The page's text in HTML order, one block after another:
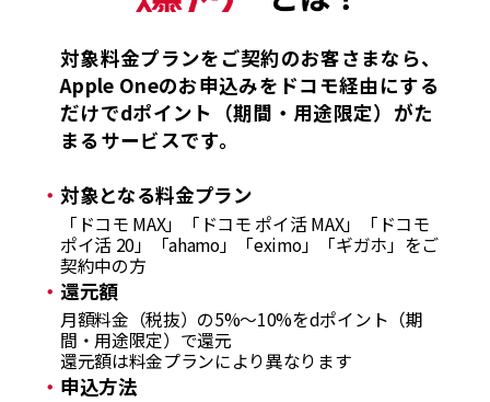
対象料金プランをご契約のお客さまなら、
Apple Oneのお申込みをドコモ経由にする
だけでdポイント（期間・用途限定）がた
まるサービスです。
対象となる料金プラン
「ドコモ MAX」「ドコモ ポイ活 MAX」「ドコモ
ポイ活 20」「ahamo」「eximo」「ギガホ」をご
契約中の方
還元額
月額料金（税抜）の5%～10%をdポイント（期
間・用途限定）で還元
還元額は料金プランにより異なります
申込方法